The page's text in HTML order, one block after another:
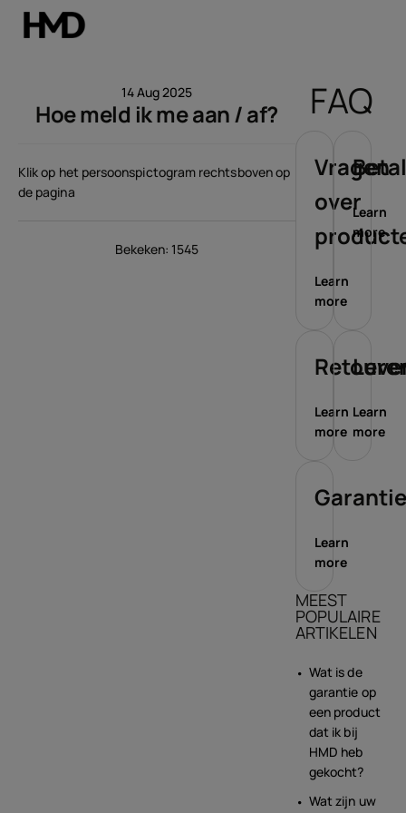
Smartphones
Feature phones
Accessoires
Aanbiedingen
14 Aug 2025
Hoe meld ik me aan / af?
Klik op het persoonspictogram rechtsboven op
de pagina
Bekeken: 1545
FAQ
Vragen
over
Learn
more
Learn
more
Learn
more
Learn
more
Learn
more
MEEST
POPULAIRE
ARTIKELEN
Wat is de
garantie op
een product
dat ik bij
HMD heb
gekocht?
Wat zijn uw